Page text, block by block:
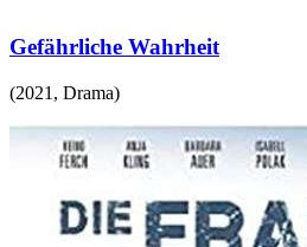
Gefährliche Wahrheit
(2021 , Drama)